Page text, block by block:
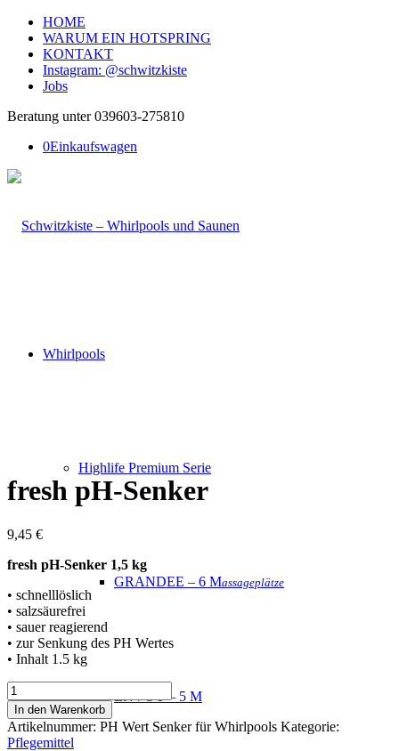
HOME
WARUM EIN HOTSPRING
KONTAKT
Instagram: @schwitzkiste
Jobs
Beratung unter 039603-275810
0Einkaufswagen
Whirlpools
Highlife Premium Serie
GRANDEE – 6 Massageplätze
ENVOY – 5 M
fresh pH-Senker
9,45 €
fresh pH-Senker 1,5 kg
• schnelllöslich
• salzsäurefrei
• sauer reagierend
• zur Senkung des PH Wertes
• Inhalt 1.5 kg
fresh
pH-
Senker
Menge
In den Warenkorb
Artikelnummer: PH Wert Senker für Whirlpools Kategorie:
Pflegemittel